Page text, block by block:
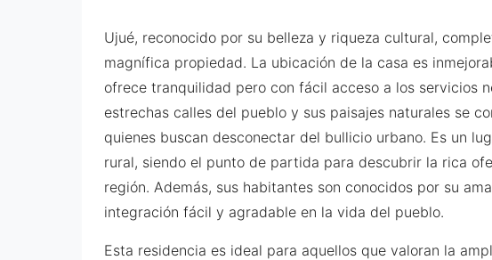
Ujué, reconocido por su belleza y riqueza cultural,
magnífica propiedad. La ubicación de la casa es
ofrece tranquilidad pero con fácil acceso a los servicios
estrechas calles del pueblo y sus paisajes naturales se
quienes buscan desconectar del bullicio urbano. Es un
rural, siendo el punto de partida para descubrir la rica
región. Además, sus habitantes son conocidos por su
integración fácil y agradable en la vida del pueblo.
Esta residencia es ideal para aquellos que valoran la